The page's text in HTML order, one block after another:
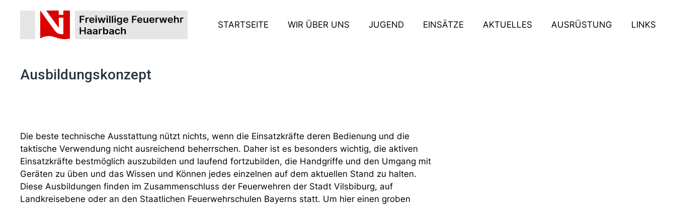
STARTSEITE WIR ÜBER UNS JUGEND EINSÄTZE AKTUELLES AUSRÜSTUNG LINKS
Ausbildungskonzept
Die beste technische Ausstattung nützt nichts, wenn die Einsatzkräfte deren Bedienung und die
taktische Verwendung nicht ausreichend beherrschen. Daher ist es besonders wichtig, die aktiven
Einsatzkräfte bestmöglich auszubilden und laufend fortzubilden, die Handgriffe und den Umgang mit
Geräten zu üben und das Wissen und Können jedes einzelnen auf dem aktuellen Stand zu halten.
Diese Ausbildungen finden im Zusammenschluss der Feuerwehren der Stadt Vilsbiburg, auf
Landkreisebene oder an den Staatlichen Feuerwehrschulen Bayerns statt. Um hier einen groben